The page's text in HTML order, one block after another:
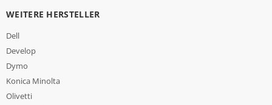
WEITERE HERSTELLER
Dell
Develop
Dymo
Konica Minolta
Olivetti